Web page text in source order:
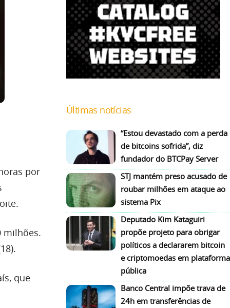
por
milhões.
que
Últimas notícias
“Estou devastado com a perda
de bitcoins sofrida”, diz
fundador do BTCPay Server
STJ mantém preso acusado de
roubar milhões em ataque ao
sistema Pix
Deputado Kim Kataguiri
propõe projeto para obrigar
políticos a declararem bitcoin
e criptomoedas em plataforma
pública
Banco Central impõe trava de
24h em transferências de